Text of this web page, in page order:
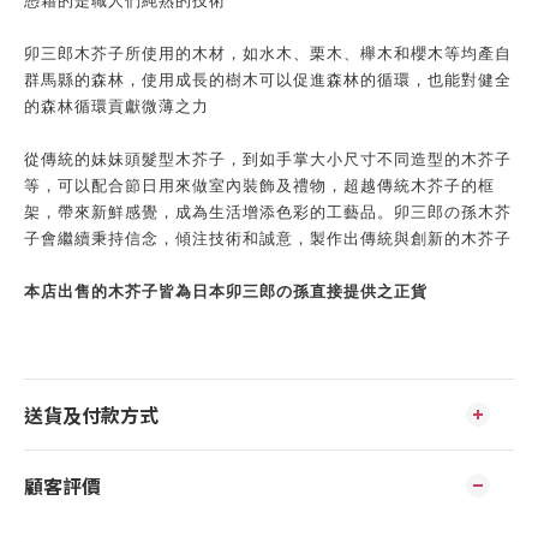
卯三郎木芥子所使用的木材，如水木、栗木、櫸木和櫻木等均產自
群馬縣的森林，使用成長的樹木可以促進森林的循環，也能對健全
的森林循環貢獻微薄之力
從傳統的妹妹頭髮型木芥子，到如手掌大小尺寸不同造型的木芥子
等，可以配合節日用來做室內裝飾及禮物，超越傳統木芥子的框
架，帶來新鮮感覺，成為生活增添色彩的工藝品。卯三郎の孫木芥
子會繼續秉持信念，傾注技術和誠意，製作出傳統與創新的木芥子
本店出售的木芥子皆為日本卯三郎の孫直接提供之正貨
送貨及付款方式
顧客評價